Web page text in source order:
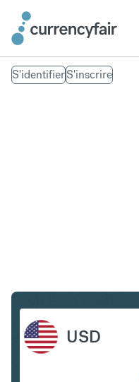
S'identifierS'inscrire
USD